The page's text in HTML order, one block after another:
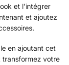
et l’intégrer
et ajoutez
en ajoutant cet
transformez votre